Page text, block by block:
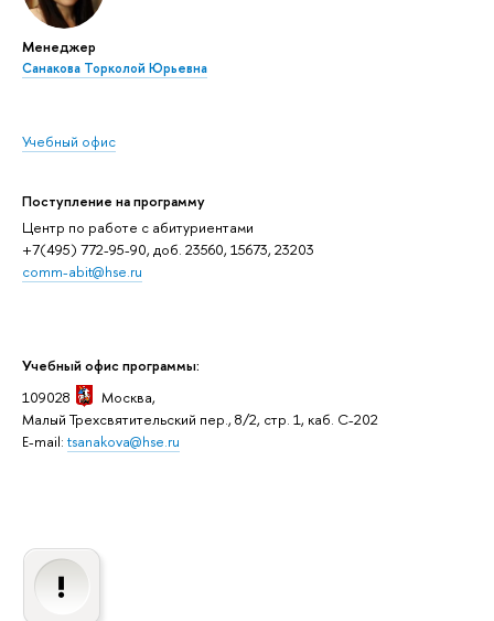
Менеджер
Санакова Торколой Юрьевна
Учебный офис
Поступление на программу
Центр по работе с абитуриентами
+7(495) 772-95-90, доб. 23560, 15673, 23203
comm-abit@hse.ru
Учебный офис программы:
109028
Москва,
Малый Трехсвятительский пер., 8/2, стр. 1, каб. C-202
E-mail: tsanakova@hse.ru